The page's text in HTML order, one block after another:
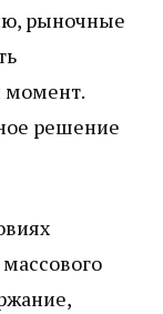
рыночные
момент.
решение